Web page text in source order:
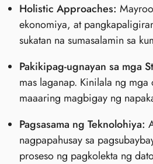
Holistic Approaches:
ekonomiya, at
sukatan na sumasalamin sa
Pakikipag-ugnayan sa mga
mas laganap. Kinilala ng
maaaring magbigay ng
Pagsasama ng Teknolohiya:
nagpapahusay sa
proseso ng pagkolekta ng